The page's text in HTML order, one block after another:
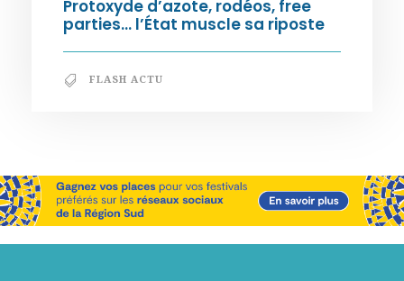
Protoxyde d’azote, rodéos, free
parties… l’État muscle sa riposte
FLASH ACTU